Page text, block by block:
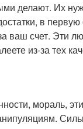
делают. Их
в
ваш счет. Эти
из-за тех
мораль,